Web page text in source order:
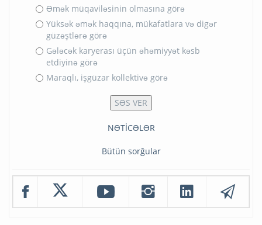
Əmək müqaviləsinin olmasına görə
Yüksək əmək haqqına, mükafatlara və digər
güzəştlərə görə
Gələcək karyerası üçün əhəmiyyət kəsb
etdiyinə görə
Maraqlı, işgüzar kollektivə görə
NƏTİCƏLƏR
Bütün sorğular